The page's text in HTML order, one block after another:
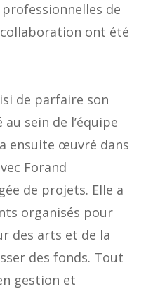
de
ont été
de parfaire son
sein de l’équipe
ensuite œuvré dans
Forand
de projets. Elle a
organisés pour
des arts et de la
des fonds. Tout
gestion et